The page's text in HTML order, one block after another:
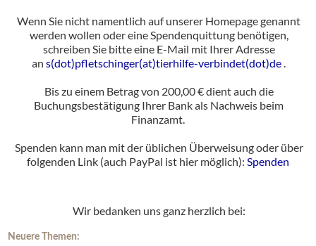
Wenn Sie nicht namentlich auf unserer Homepage genannt
werden wollen oder eine Spendenquittung benötigen,
schreiben Sie bitte eine E-Mail mit Ihrer Adresse
an s(dot)pfletschinger(at)tierhilfe-verbindet(dot)de.
Bis zu einem Betrag von 200,00 € dient auch die
Buchungsbestätigung Ihrer Bank als Nachweis beim
Finanzamt.
Spenden kann man mit der üblichen Überweisung oder über
folgenden Link (auch PayPal ist hier möglich): Spenden
Wir bedanken uns ganz herzlich bei:
Neuere Themen: